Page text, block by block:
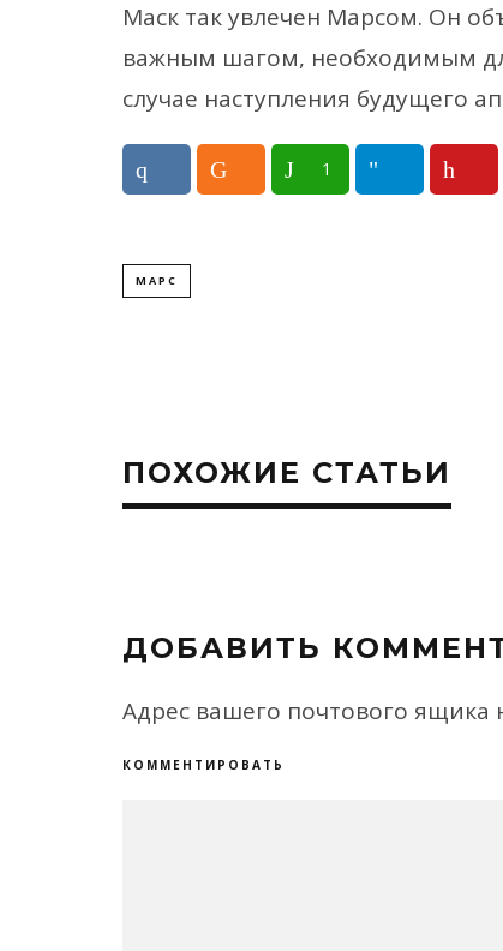
Маск так увлечен Марсом. Он
важным шагом, необходимым
случае наступления будущего
1
МАРС
ПОХОЖИЕ СТАТЬИ
ДОБАВИТЬ
Адрес вашего почтового ящика
КОММЕНТИРОВАТЬ